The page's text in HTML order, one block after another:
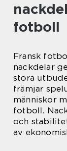
fotboll
Fransk
nackdelar
stora
främjar
människor
fotboll.
och
av